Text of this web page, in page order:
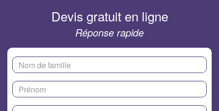
Devis gratuit en ligne
Réponse rapide